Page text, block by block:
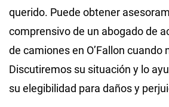
querido. Puede obtener
comprensivo de un abogado de
de camiones en O’Fallon cuando
Discutiremos su situación y lo
su elegibilidad para daños y